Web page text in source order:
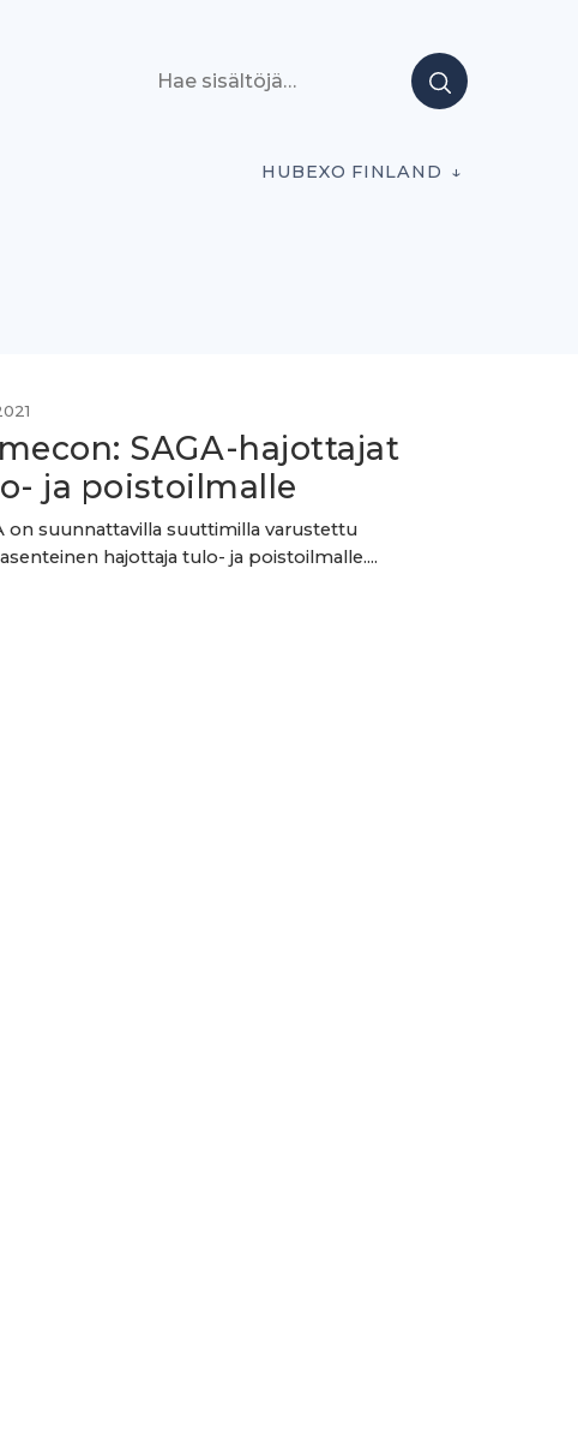
HUBEXO FINLAND
SAGA-hajottajat
ja poistoilmalle
on suunnattavilla suuttimilla varustettu
hajottaja tulo- ja poistoilmalle....